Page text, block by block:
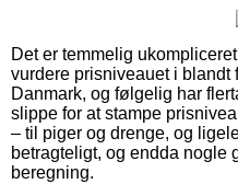
Det er temmelig
vurdere prisniveauet i blandt
Danmark, og følgelig har
slippe for at stampe
– til piger og drenge, og
betragteligt, og endda nogle
beregning.